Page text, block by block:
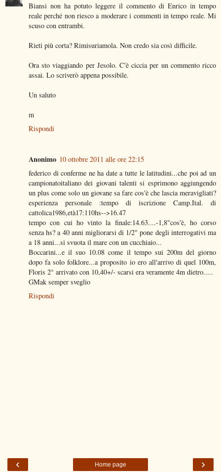
Biansi non ha potuto leggere il commento di Enrico in tempo
reale perché non riesco a moderare i commenti in tempo reale. Mi
scuso con entrambi.
Rieti più corta? Rimisuriamola. Non credo sia così difficile.
Ora sto viaggiando per Jesolo. C'è ciccia per un commento ricco
assai. Lo scriverò appena possibile.
Un saluto
m
Rispondi
Anonimo 10 ottobre 2011 alle ore 22:15
federico di conferme ne ha date a tutte le latitudini...che poi ad un
campionatoitaliano dei giovani talenti si esprimono aggiungendo
un plus come solo un giovane sa fare cos'è che lascia meravigliati?
esperienza personale :tempo di iscrizione Camp.Ital. di
cattolica1986,età17:110hs-->16.47
tempo con cui ho vinto la finale:14.63....-1,8"cos'è, ho corso
senza hs? a 40 anni migliorarsi di 1/2" pone degli interrogativi ma
a 18 anni...si svuota il mare con un cucchiaio...
Boccarini...e il suo 10.08 come il tempo sui 200m del giorno
dopo fa solo folklore...a proposito io ero all'arrivo di quel 100m,
Floris 2° arrivato con 10,40+/- scarsi era veramente 4m dietro.....
GMak semper sveglio
Rispondi
‹ ›
Home page